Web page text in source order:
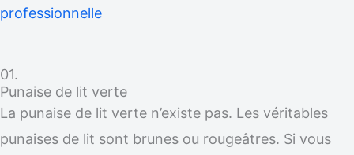
professionnelle
01.
Punaise de lit verte
La punaise de lit verte n’existe pas. Les véritables
punaises de lit sont brunes ou rougeâtres. Si vous